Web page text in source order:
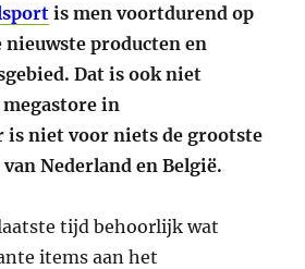
is men voortdurend op
nieuwste producten en
Dat is ook niet
in
is niet voor niets de grootste
Nederland en België.
tijd behoorlijk wat
items aan het